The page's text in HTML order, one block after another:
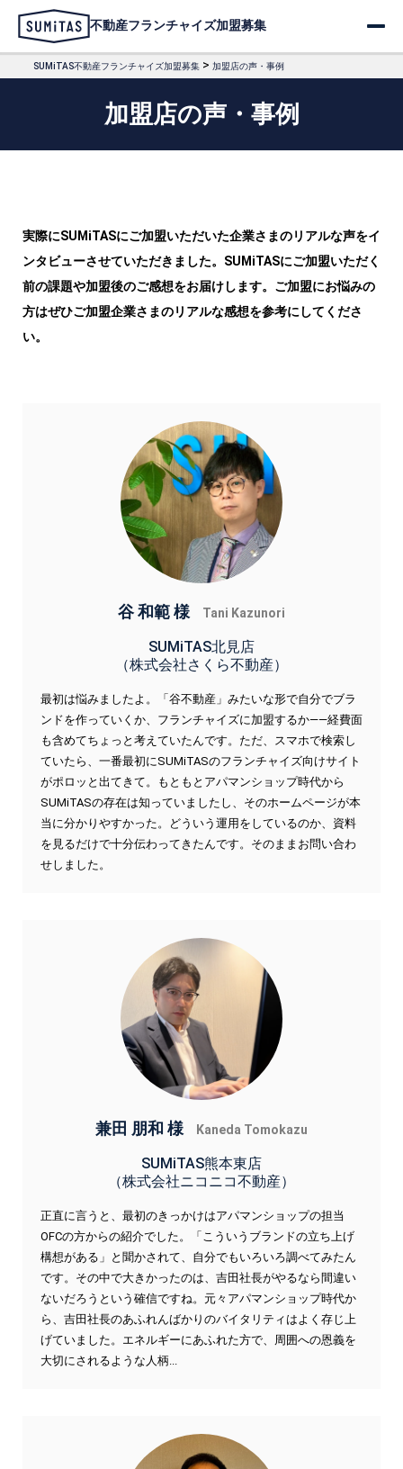
不動産フランチャイズ加盟募集
SUMiTAS不動産フランチャイズ加盟募集 > 加盟店の声・事例
加盟店の声・事例
実際にSUMiTASにご加盟いただいた企業さまのリアルな声をイ
ンタビューさせていただきました。SUMiTASにご加盟いただく
前の課題や加盟後のご感想をお届けします。ご加盟にお悩みの
方はぜひご加盟企業さまのリアルな感想を参考にしてくださ
い。
谷 和範 様 Tani Kazunori
SUMiTAS北見店
（株式会社さくら不動産）
最初は悩みましたよ。「谷不動産」みたいな形で自分でブラ
ンドを作っていくか、フランチャイズに加盟するか——経費面
も含めてちょっと考えていたんです。ただ、スマホで検索し
ていたら、一番最初にSUMiTASのフランチャイズ向けサイト
がポロッと出てきて。もともとアパマンショップ時代から
SUMiTASの存在は知っていましたし、そのホームページが本
当に分かりやすかった。どういう運用をしているのか、資料
を見るだけで十分伝わってきたんです。そのままお問い合わ
せしました。
兼田 朋和 様 Kaneda Tomokazu
SUMiTAS熊本東店
（株式会社ニコニコ不動産）
正直に言うと、最初のきっかけはアパマンショップの担当
OFCの方からの紹介でした。「こういうブランドの立ち上げ
構想がある」と聞かされて、自分でもいろいろ調べてみたん
です。その中で大きかったのは、吉田社長がやるなら間違い
ないだろうという確信ですね。元々アパマンショップ時代か
ら、吉田社長のあふれんばかりのバイタリティはよく存じ上
げていました。エネルギーにあふれた方で、周囲への恩義を
大切にされるような人柄...